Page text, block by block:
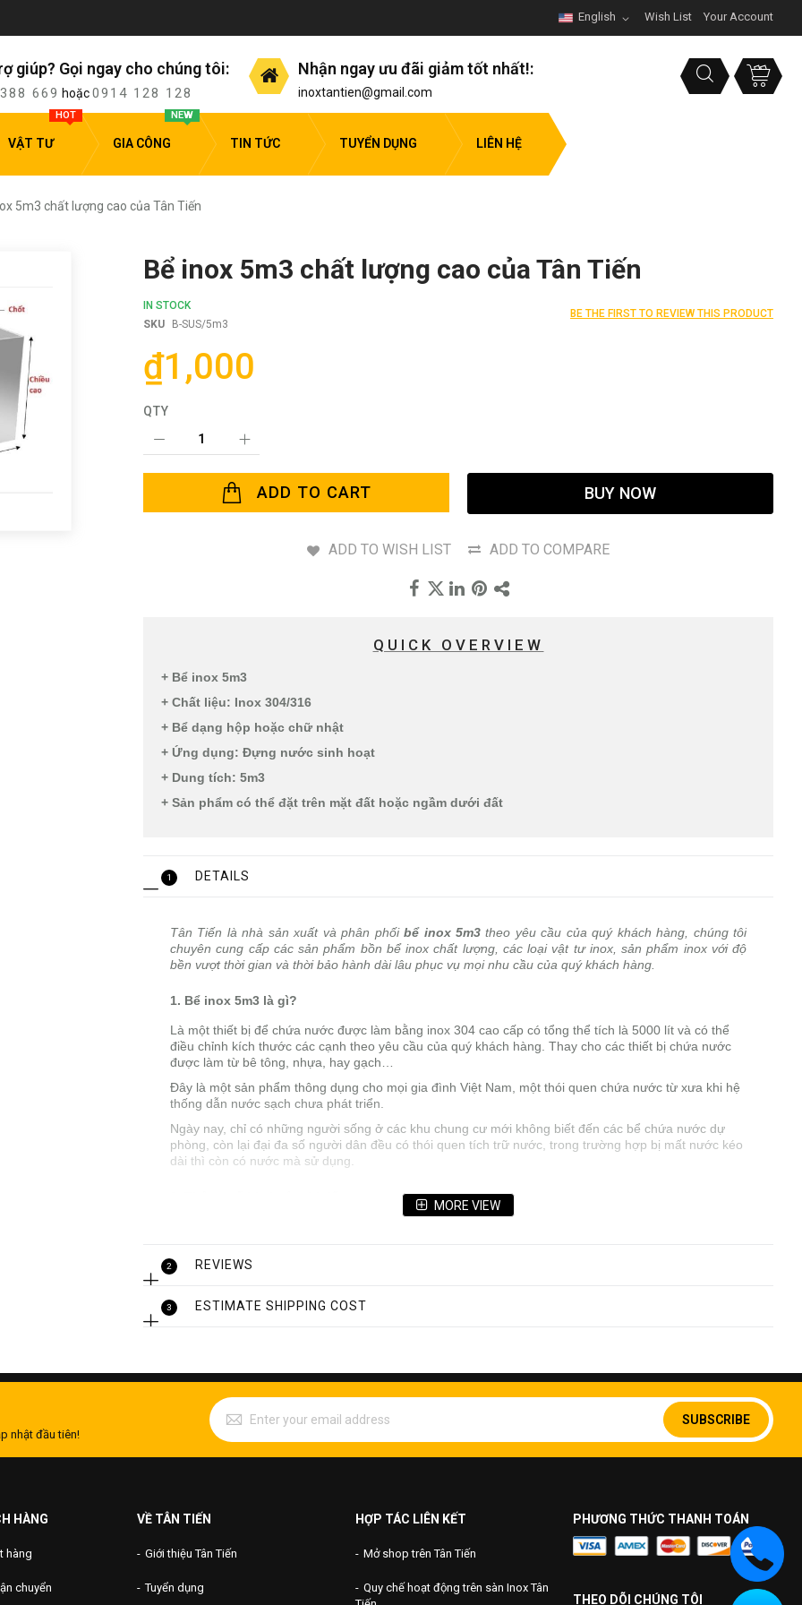
Wish List Your Account
English
giúp? Gọi ngay cho chúng tôi:
669 hoặc0914 128 128
Nhận ngay ưu đãi giảm tốt nhất!:
inoxtantien@gmail.com
VẬT TƯ
HOT
GIA CÔNG
NEW
TIN TỨC TUYỂN DỤNG LIÊN HỆ
5m3 chất lượng cao của Tân Tiến
Bể inox 5m3 chất lượng cao của Tân Tiến
IN STOCK
SKU
B-SUS/5m3
BE THE FIRST TO REVIEW THIS PRODUCT
₫1,000
QTY
ADD TO CART BUY NOW
ADD TO WISH LIST ADD TO COMPARE
QUICK OVERVIEW
+ Bể inox 5m3
+ Chất liệu: Inox 304/316
+ Bể dạng hộp hoặc chữ nhật
+ Ứng dụng: Đựng nước sinh hoạt
+ Dung tích: 5m3
+ Sản phẩm có thể đặt trên mặt đất hoặc ngầm dưới đất
1 DETAILS
Tân Tiến là nhà sản xuất và phân phốibể inox 5m3theo yêu cầu của quý khách hàng, chúng tôi
chuyên cung cấp các sản phẩm bồn bể inox chất lượng, các loại vật tư inox, sản phẩm inox với độ
bền vượt thời gian và thời bảo hành dài lâu phục vụ mọi nhu cầu của quý khách hàng.
1. Bể inox 5m3 là gì?
Là một thiết bị để chứa nước được làm bằng inox 304 cao cấp có tổng thể tích là 5000 lít và có thể
điều chỉnh kích thước các cạnh theo yêu cầu của quý khách hàng. Thay cho các thiết bị chứa nước
được làm từ bê tông, nhựa, hay gạch…
Đây là một sản phẩm thông dụng cho mọi gia đình Việt Nam, một thói quen chứa nước từ xưa khi hệ
thống dẫn nước sạch chưa phát triển.
Ngày nay, chỉ có những người sống ở các khu chung cư mới không biết đến các bể chứa nước dự
phòng, còn lại đại đa số người dân đều có thói quen tích trữ nước, trong trường hợp bị mất nước kéo
dài thì còn có nước mà sử dụng.
+ Trọng lượng: 400 kg
+ Vật liệu: Inox 304
+ Miệng cửa thăm của bể: Hình vuông có cạnh 40×40cm
+ Khung xương hộp inox: 20×20 mm
+ Công nghệ hàn TIG bảo vệ mối hàn bằng khí Argon mới nhất. Tân Tiến luôn phục vụ khách hàng
bằng công nghệ mới nhất.
MORE VIEW
2 REVIEWS
3 ESTIMATE SHIPPING COST
nhật đầu tiên!
SUBSCRIBE
HÀNG
hàng
chuyển
VỀ TÂN TIẾN
Giới thiệu Tân Tiến
Tuyển dụng
HỢP TÁC LIÊN KẾT
Mở shop trên Tân Tiến
Quy chế hoạt động trên sàn Inox Tân
PHƯƠNG THỨC THANH TOÁN
THEO DÕI CHÚNG TÔI